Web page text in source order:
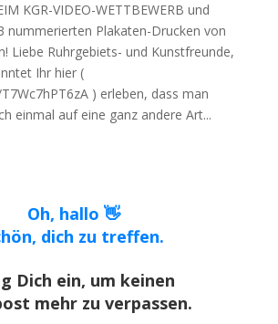
KGR-VIDEO-WETTBEWERB und
nummerierten Plakaten-Drucken von
Liebe Ruhrgebiets- und Kunstfreunde,
Ihr hier (
) erleben, dass man
einmal auf eine ganz andere Art...
Oh, hallo 👋
dich zu treffen.
Dich ein, um keinen
mehr zu verpassen.